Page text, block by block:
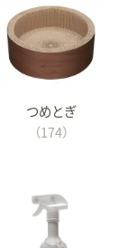
つめとぎ
（174）